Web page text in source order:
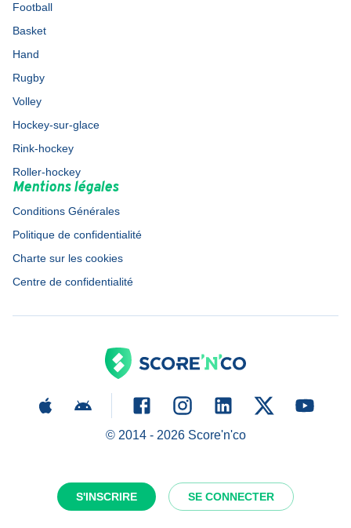
S'INSCRIRE SE CONNECTER
Football
Basket
Hand
Rugby
Volley
Hockey-sur-glace
Rink-hockey
Roller-hockey
Mentions légales
Conditions Générales
Politique de confidentialité
Charte sur les cookies
Centre de confidentialité
© 2014 - 2026Score'n'co